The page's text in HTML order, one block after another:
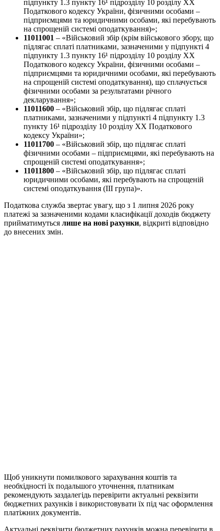
підпункту 1.3 пункту 16¹ підрозділу 10 розділу ХХ
Податкового кодексу України, фізичними особами –
підприємцями та юридичними особами, які перебувають
на спрощеній системі оподаткування)»;
11011001 – «Військовий збір (крім військового збору, що
підлягає сплаті платниками, зазначеними у підпункті 4
підпункту 1.3 пункту 16¹ підрозділу 10 розділу ХХ
Податкового кодексу України, фізичними особами –
підприємцями та юридичними особами, які перебувають
на спрощеній системі оподаткування), що сплачується
фізичними особами за результатами річного
декларування»;
11011600 – «Військовий збір, що підлягає сплаті
платниками, зазначеними у підпункті 4 підпункту 1.3
пункту 16¹ підрозділу 10 розділу ХХ Податкового
кодексу України»;
11011700 – «Військовий збір, що підлягає сплаті
фізичними особами – підприємцями, які перебувають на
спрощеній системі оподаткування»;
11011800 – «Військовий збір, що підлягає сплаті
юридичними особами, які перебувають на спрощеній
системі оподаткування (ІІІ група)».
Податкова служба звертає увагу, що з 1 липня 2026 року
платежі за зазначеними кодами класифікації доходів бюджету
прийматимуться лише на нові рахунки, відкриті відповідно
до внесених змін.
Щоб уникнути помилкового зарахування коштів та
необхідності їх подальшого уточнення, платникам
рекомендують заздалегідь перевірити актуальні реквізити
бюджетних рахунків і використовувати їх під час оформлення
платіжних документів.
Актуальні реквізити бюджетних рахунків можна перевірити в